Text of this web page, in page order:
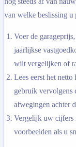
van welke beslissing u
Voer de
jaarlijkse
wilt vergelijken of
Lees eerst het
gebruik vervolgens
afwegingen achter
Vergelijk uw cijfers
voorbeelden als u